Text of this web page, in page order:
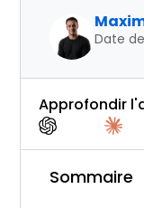
Date
Approfondir
Sommaire